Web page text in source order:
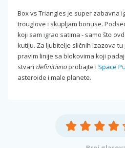
Box vs Triangles je super zabavna
trouglove i skupljam bonuse.
koji sam igrao satima - samo što
kutiju. Za ljubitelje sličnih izazova tu
pravim linije sa blokovima koji
stvari definitivnoprobajte i Space
asteroide i male planete.